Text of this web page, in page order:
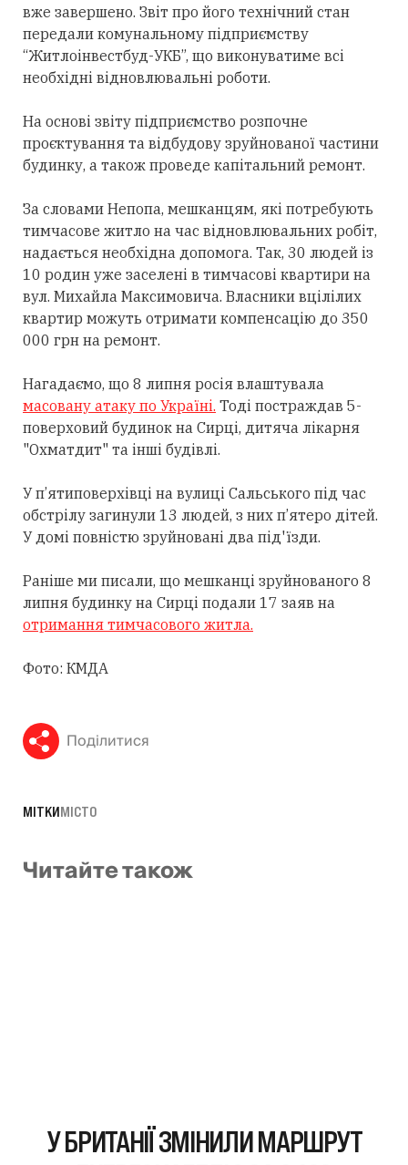
вже завершено. Звіт про його технічний стан
передали комунальному підприємству
“Житлоінвестбуд-УКБ”, що виконуватиме всі
необхідні відновлювальні роботи.
На основі звіту підприємство розпочне
проєктування та відбудову зруйнованої частини
будинку, а також проведе капітальний ремонт.
За словами Непопа, мешканцям, які потребують
тимчасове житло на час відновлювальних робіт,
надається необхідна допомога. Так, 30 людей із
10 родин уже заселені в тимчасові квартири на
вул. Михайла Максимовича. Власники вцілілих
квартир можуть отримати компенсацію до 350
000 грн на ремонт.
Нагадаємо, що 8 липня росія влаштувала
масовану атаку по Україні. Тоді постраждав 5-
поверховий будинок на Сирці, дитяча лікарня
"Охматдит" та інші будівлі.
У п’ятиповерхівці на вулиці Сальського під час
обстрілу загинули 13 людей, з них п’ятеро дітей.
У домі повністю зруйновані два під'їзди.
Раніше ми писали, що мешканці зруйнованого 8
липня будинку на Сирці подали 17 заяв на
отримання тимчасового житла.
Фото: КМДА
Поділитися
МІТКИМІСТО
Читайте також
У БРИТАНІЇ ЗМІНИЛИ МАРШРУТ